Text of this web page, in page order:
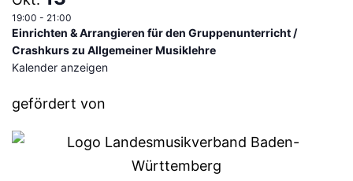
19:00 - 21:00
Einrichten & Arrangieren für den Gruppenunterricht /
Crashkurs zu Allgemeiner Musiklehre
Kalender anzeigen
gefördert von